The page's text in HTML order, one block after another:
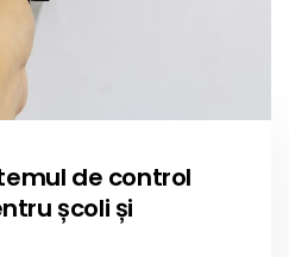
de control
școli și